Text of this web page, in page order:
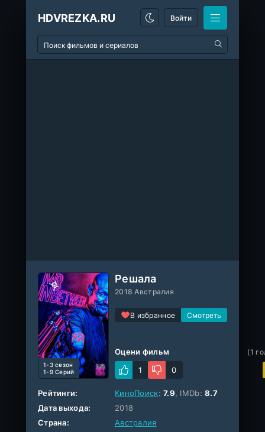
HDVREZKA.RU Войти
Решала
2018 Австралия
В избранное
1-3 cезон
1-9 Серий
Оцени фильм
1
0
(1
Рейтинги: КиноПоиск:7.9, IMDb:8.7
Дата выхода:
2018
Страна:
Австралия